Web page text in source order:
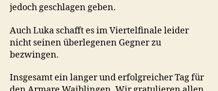
jedoch geschlagen geben.
Auch Luka schafft es im Viertelfinale leider
nicht seinen überlegenen Gegner zu
bezwingen.
Insgesamt ein langer und erfolgreicher Tag für